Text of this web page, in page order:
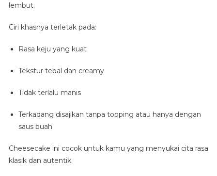
lembut.
Ciri khasnya terletak pada:
Rasa keju yang kuat
Tekstur tebal dan creamy
Tidak terlalu manis
Terkadang disajikan tanpa topping atau hanya dengan
saus buah
Cheesecake ini cocok untuk kamu yang menyukai cita rasa
klasik dan autentik.